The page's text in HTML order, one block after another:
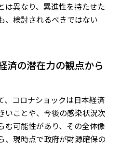
は異なり、累進性を持たせた
、検討されるべきではない
済の潜在力の観点から
、コロナショックは日本経済
いことや、今後の感染状況次
む可能性があり、その全体像
、現時点で政府が財源確保の